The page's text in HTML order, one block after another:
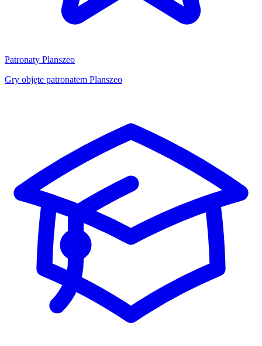
Patronaty Planszeo
Gry objęte patronatem Planszeo